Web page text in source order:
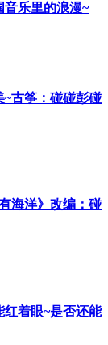
音乐里的浪漫~
古筝：碰碰彭碰
海洋》改编：碰
红着眼~是否还能